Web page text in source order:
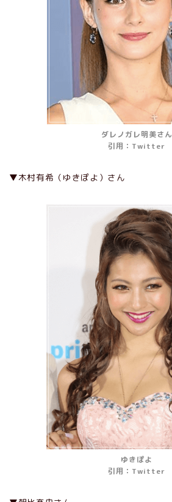
ダレノガレ明美さん
引用：Twitter
▼木村有希（ゆきぽよ）さん
ゆきぽよ
引用：Twitter